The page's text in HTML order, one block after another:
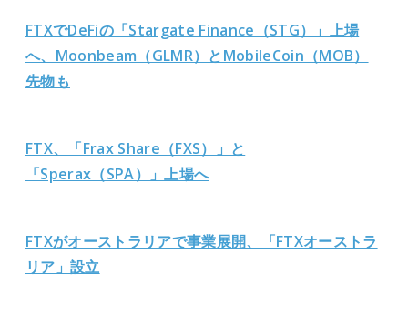
FTXでDeFiの「Stargate Finance（STG）」上場
へ、Moonbeam（GLMR）とMobileCoin（MOB）
先物も
FTX、「Frax Share（FXS）」と
「Sperax（SPA）」上場へ
FTXがオーストラリアで事業展開、「FTXオーストラ
リア」設立